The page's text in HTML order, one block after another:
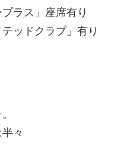
ラス」座席有り
ッドクラブ」有り
々